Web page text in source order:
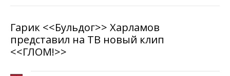
Гарик <<Бульдог>> Харламов
представил на ТВ новый клип
<<ГЛОМ!>>